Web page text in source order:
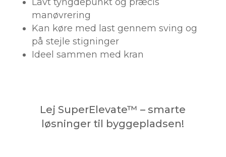
manøvrering
Kan køre med last gennem sving og
på stejle stigninger
Ideel sammen med kran
Lej SuperElevate™ – smarte
løsninger til byggepladsen!